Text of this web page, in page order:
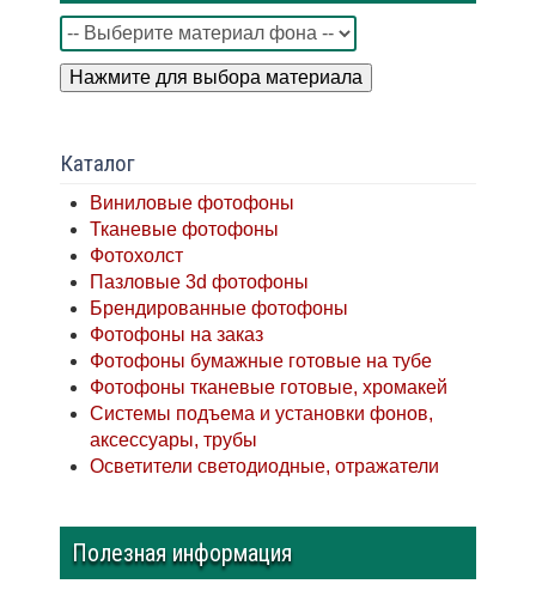
Нажмите для выбора материала
Каталог
Виниловые фотофоны
Тканевые фотофоны
Фотохолст
Пазловые 3d фотофоны
Брендированные фотофоны
Фотофоны на заказ
Фотофоны бумажные готовые на тубе
Фотофоны тканевые готовые, хромакей
Системы подъема и установки фонов,
аксессуары, трубы
Осветители светодиодные, отражатели
Полезная информация